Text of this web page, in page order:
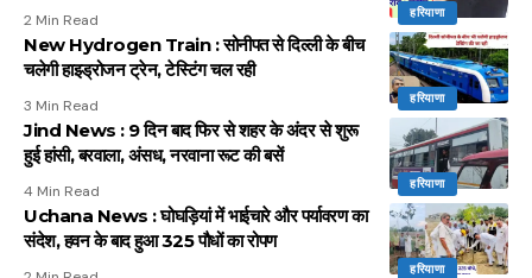
हरियाणा
2 Min Read
हरियाणा
New Hydrogen Train : सोनीपत से दिल्ली के बीच
चलेगी हाइड्रोजन ट्रेन, टेस्टिंग चल रही
3 Min Read
हरियाणा
Jind News : 9 दिन बाद फिर से शहर के अंदर से शुरू
हुई हांसी, बरवाला, अंसध, नरवाना रूट की बसें
4 Min Read
हरियाणा
Uchana News : घोघड़ियां में भाईचारे और पर्यावरण का
संदेश, हवन के बाद हुआ 325 पौधों का रोपण